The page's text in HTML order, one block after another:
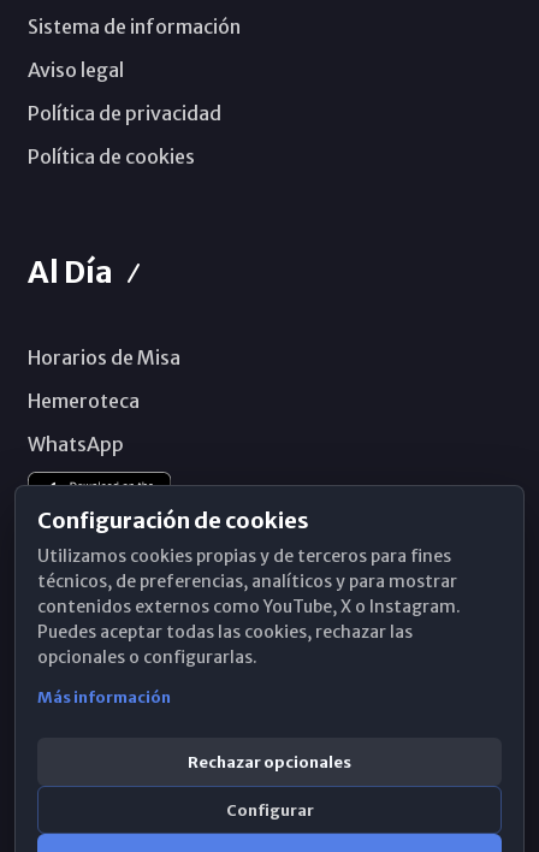
Sistema de información
Aviso legal
Política de privacidad
Política de cookies
Al Día
Horarios de Misa
Hemeroteca
WhatsApp
Configuración de cookies
Utilizamos cookies propias y de terceros para fines
técnicos, de preferencias, analíticos y para mostrar
contenidos externos como YouTube, X o Instagram.
Puedes aceptar todas las cookies, rechazar las
opcionales o configurarlas.
Más información
Rechazar opcionales
Configurar